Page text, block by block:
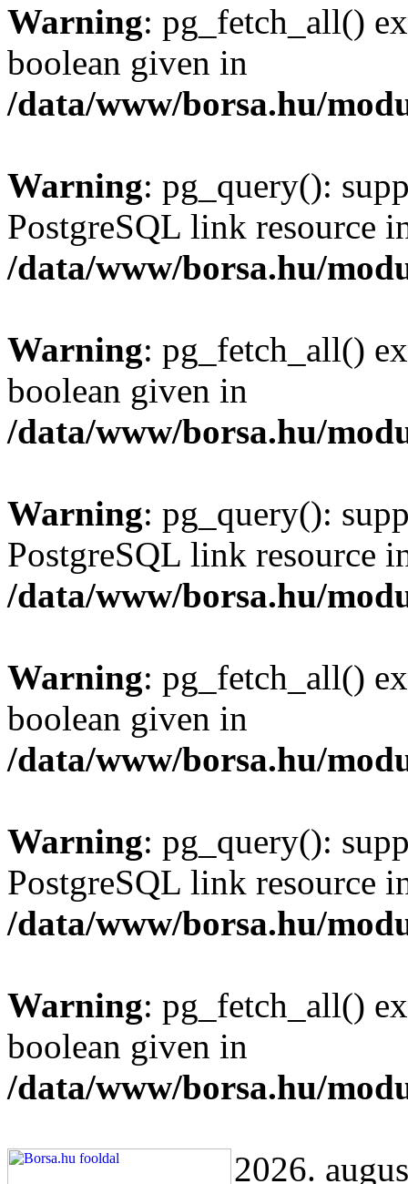
Warning: pg_fetch_all()
boolean given in
/data/www/borsa.hu/
Warning: pg_query():
PostgreSQL link resource
/data/www/borsa.hu/
Warning: pg_fetch_all()
boolean given in
/data/www/borsa.hu/
Warning: pg_query():
PostgreSQL link resource
/data/www/borsa.hu/
Warning: pg_fetch_all()
boolean given in
/data/www/borsa.hu/
Warning: pg_query():
PostgreSQL link resource
/data/www/borsa.hu/
Warning: pg_fetch_all()
boolean given in
/data/www/borsa.hu/
2026.